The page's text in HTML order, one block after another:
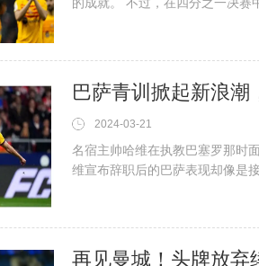
巴萨青训掀起新浪潮
2024-03-21
名宿主帅哈维在执教巴塞罗那时
维宣布辞职后的巴萨表现却像是